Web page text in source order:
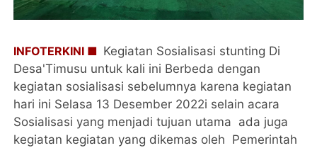
INFOTERKINI ■ Kegiatan Sosialisasi stunting Di
Desa'Timusu untuk kali ini Berbeda dengan
kegiatan sosialisasi sebelumnya karena kegiatan
hari ini Selasa 13 Desember 2022i selain acara
Sosialisasi yang menjadi tujuan utama ada juga
kegiatan kegiatan yang dikemas oleh Pemerintah